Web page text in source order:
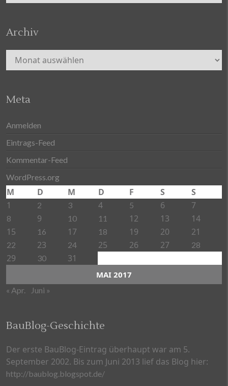
Archiv
Archiv
Meta
Anmelden
Eintrags-Feed
Kommentar-Feed
WordPress.org
MAI 2017
M D M D F S
S
1
2 3 4 5 6 7
8 9 10 11 12 13
14
15
16 17 18 19 20 21
22 23 24 25 26 27 28
29 30 31
« Apr. Juni »
BauBlog-Geschichte
Der erste BauBlog-Eintrag überhaupt war am 5.
September 2002. Bis zum Juni 2013 lief das Blog hier:
http://baublog.blogspot.de/